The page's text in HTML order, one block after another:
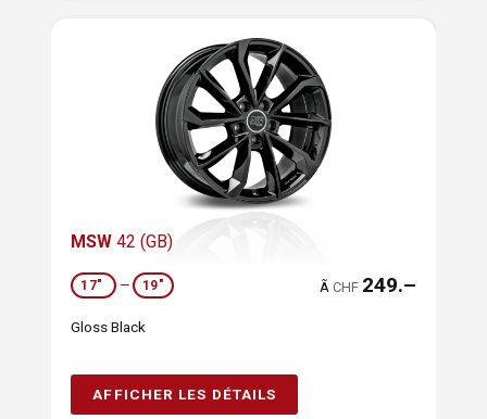
MSW 42 (GB)
17" — 19" ÃCHF 249.–
Gloss Black
AFFICHER LES DÉTAILS